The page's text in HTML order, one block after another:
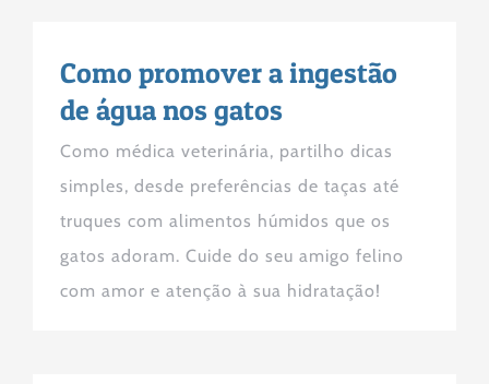
Como promover a ingestão
de água nos gatos
Como médica veterinária, partilho dicas
simples, desde preferências de taças até
truques com alimentos húmidos que os
gatos adoram. Cuide do seu amigo felino
com amor e atenção à sua hidratação!